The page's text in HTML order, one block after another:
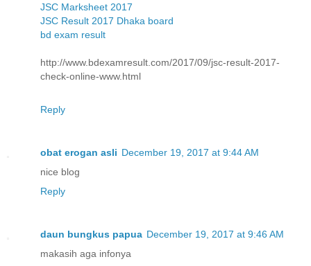
JSC Marksheet 2017
JSC Result 2017 Dhaka board
bd exam result
http://www.bdexamresult.com/2017/09/jsc-result-2017-
check-online-www.html
Reply
obat erogan asli December 19, 2017 at 9:44 AM
nice blog
Reply
daun bungkus papua December 19, 2017 at 9:46 AM
makasih aga infonya